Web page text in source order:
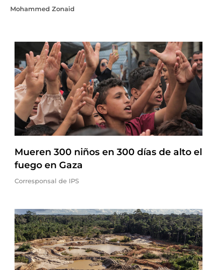
Mohammed Zonaid
Mueren 300 niños en 300 días de alto el
fuego en Gaza
Corresponsal de IPS